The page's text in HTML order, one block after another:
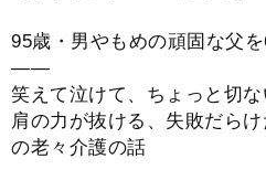
95歳・男やもめの頑固な父
――
笑えて泣けて、ちょっと切
肩の力が抜ける、失敗だら
の老々介護の話